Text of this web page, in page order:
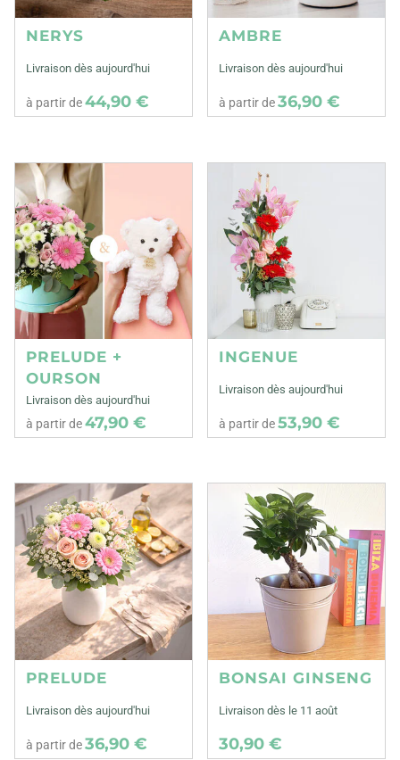
NERYS
Livraison dès aujourd'hui
à partir de44,90 €
AMBRE
Livraison dès aujourd'hui
à partir de36,90 €
PRELUDE +
OURSON
Livraison dès aujourd'hui
à partir de47,90 €
INGENUE
Livraison dès aujourd'hui
à partir de53,90 €
PRELUDE
Livraison dès aujourd'hui
à partir de36,90 €
BONSAI GINSENG
Livraison dès le 11 août
30,90 €